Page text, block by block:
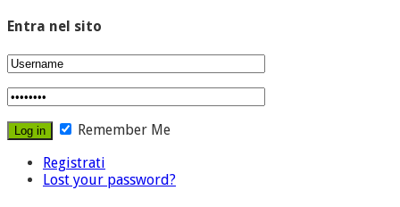
Entra nel sito
Remember Me
Registrati
Lost your password?